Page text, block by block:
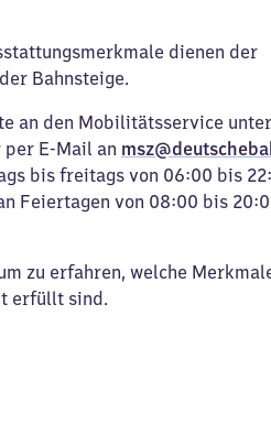
dienen der
der Bahnsteige.
an den Mobilitätsservice unter
E-Mail an
bis freitags von 06:00 bis
Feiertagen von 08:00 bis
zu erfahren, welche
erfüllt sind.